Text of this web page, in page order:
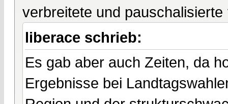
verbreitete und pauschalisierte
liberace schrieb:
Es gab aber auch Zeiten, da
Ergebnisse bei